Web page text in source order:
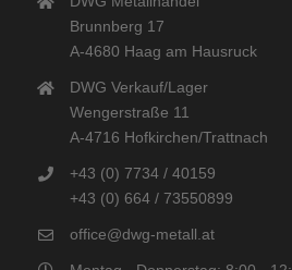
Brunnberg 17
A-4680 Haag am Hausruck
DWG Verkauf/Lager
Wengerstraße 11
A-4716 Hofkirchen/Trattnach
+43 (0) 7734 / 40159
+43 (0) 664 / 73550899
office@dwg-metall.at